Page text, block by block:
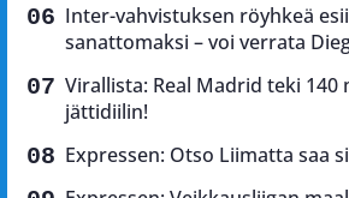
Inter-vahvistuksen röyhkeä
sanattomaksi – voi verrata
Virallista: Real Madrid teki
jättidiilin!
Expressen: Otso Liimatta saa